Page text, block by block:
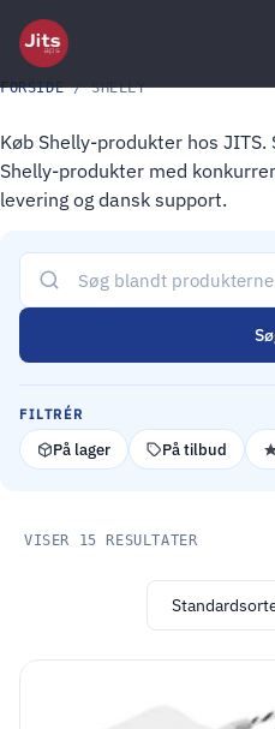
FORSIDE/ SHELLY
Køb Shelly-produkter hos
Shelly-produkter med
levering og dansk support.
FILTRÉR
På lager På tilbud
VISER 15 RESULTATER